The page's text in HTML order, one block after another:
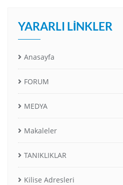
YARARLI LINKLER
Anasayfa
FORUM
MEDYA
Makaleler
TANIKLIKLAR
Kilise Adresleri